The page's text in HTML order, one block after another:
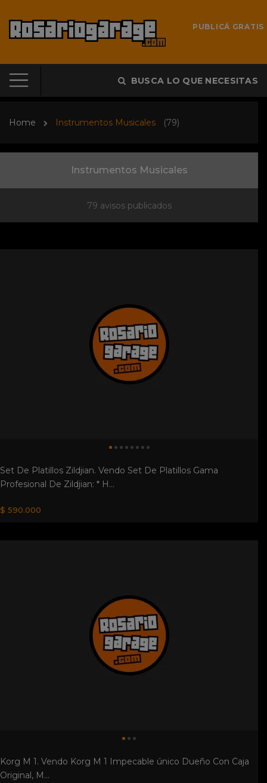
PUBLICÁ GRATIS
BUSCA LO QUE NECESITAS
Home Instrumentos Musicales (79)
Instrumentos Musicales
79 avisos publicados
Set De Platillos Zildjian. Vendo Set De Platillos Gama
Profesional De Zildjian: * H...
$ 590.000
Korg M 1. Vendo Korg M 1 Impecable único Dueño Con Caja
Original, M...